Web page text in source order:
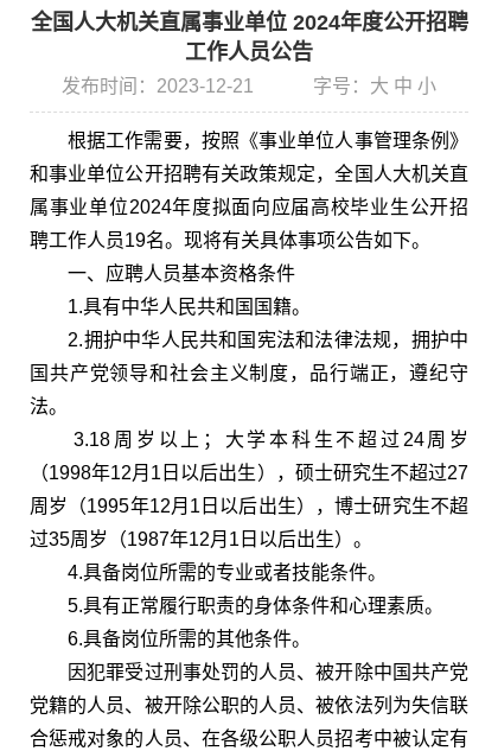
全国人大机关直属事业单位 2024年度公开招聘
工作人员公告
发布时间：2023-12-21 字号： 大 中 小
根据工作需要，按照《事业单位人事管理条例》
和事业单位公开招聘有关政策规定，全国人大机关直
属事业单位2024年度拟面向应届高校毕业生公开招
聘工作人员19名。现将有关具体事项公告如下。
一、应聘人员基本资格条件
1.具有中华人民共和国国籍。
2.拥护中华人民共和国宪法和法律法规，拥护中
国共产党领导和社会主义制度，品行端正，遵纪守
法。
3.18周岁以上；大学本科生不超过24周岁
（1998年12月1日以后出生），硕士研究生不超过27
周岁（1995年12月1日以后出生），博士研究生不超
过35周岁（1987年12月1日以后出生）。
4.具备岗位所需的专业或者技能条件。
5.具有正常履行职责的身体条件和心理素质。
6.具备岗位所需的其他条件。
因犯罪受过刑事处罚的人员、被开除中国共产党
党籍的人员、被开除公职的人员、被依法列为失信联
合惩戒对象的人员、在各级公职人员招考中被认定有